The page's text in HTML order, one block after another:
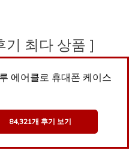
기 최다 상품 ]
에어클로 휴대폰 케이스
84,321개 후기 보기